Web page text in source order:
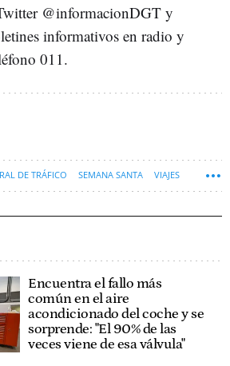
@informacionDGT y
informativos en radio y
011.
DE TRÁFICO SEMANA SANTA VIAJES
Encuentra el fallo más
común en el aire
acondicionado del coche y se
sorprende: "El 90% de las
veces viene de esa válvula"